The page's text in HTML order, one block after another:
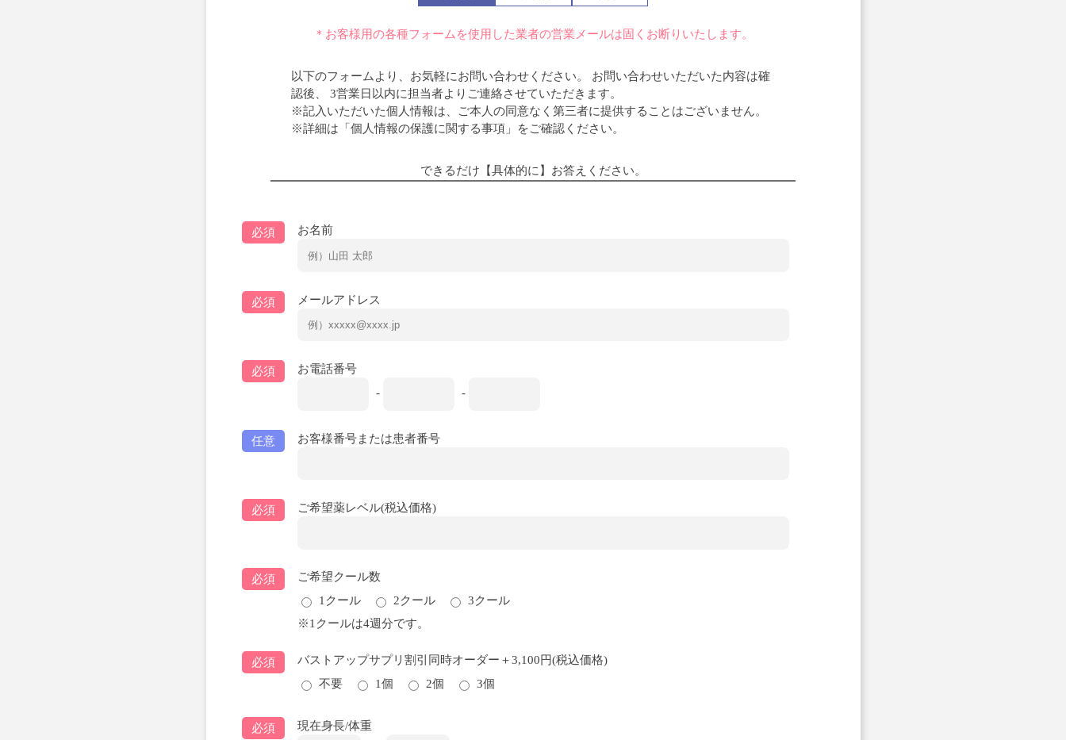
＊お客様用の各種フォームを使用した業者の営業メールは固くお断りいたします。
以下のフォームより、お気軽にお問い合わせください。 お問い合わせいただいた内容は確
認後、 3営業日以内に担当者よりご連絡させていただきます。
※記入いただいた個人情報は、ご本人の同意なく第三者に提供することはございません。
※詳細は「個人情報の保護に関する事項」をご確認ください。
できるだけ【具体的に】 お答えください。
必須 お名前
必須 メールアドレス
必須
お電話番号
-
-
任意 お客様番号または患者番号
必須 ご希望薬レベル(税込価格)
必須
ご希望クール数
1クール
2クール
3クール
※1クールは4週分です。
必須
バストアップサプリ割引同時オーダー＋3,100円(税込価格)
不要
1個 2個 3個
必須
現在身長/体重